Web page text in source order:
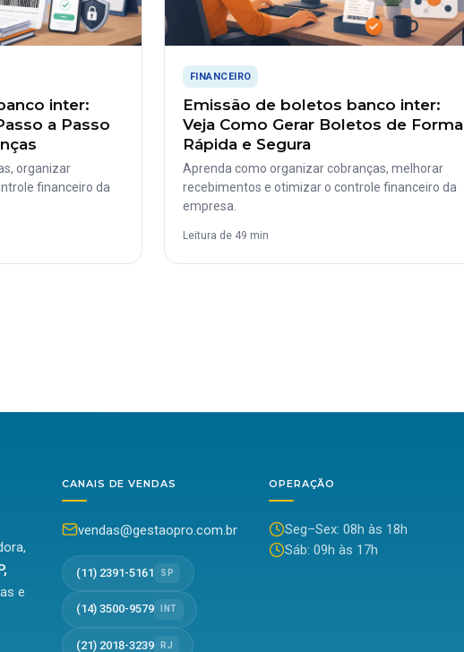
inter:
a Passo
organizar
financeiro da
FINANCEIRO
Emissão de boletos banco inter:
Veja Como Gerar Boletos de Forma
Rápida e Segura
Aprenda como organizar cobranças, melhorar
recebimentos e otimizar o controle financeiro da
empresa.
Leitura de 49 min
e
CANAIS DE VENDAS
vendas@gestaopro.com.br
(11) 2391-5161 SP
(14) 3500-9579 INT
(21) 2018-3239 RJ
OPERAÇÃO
Seg–Sex: 08h às 18h
Sáb: 09h às 17h